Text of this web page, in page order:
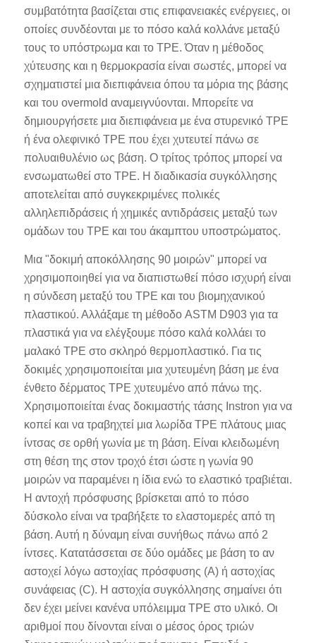
συμβατότητα βασίζεται στις επιφανειακές ενέργειες, οι
οποίες συνδέονται με το πόσο καλά κολλάνε μεταξύ
τους το υπόστρωμα και το TPE. Όταν η μέθοδος
χύτευσης και η θερμοκρασία είναι σωστές, μπορεί να
σχηματιστεί μια διεπιφάνεια όπου τα μόρια της βάσης
και του overmold αναμειγνύονται. Μπορείτε να
δημιουργήσετε μια διεπιφάνεια με ένα στυρενικό TPE
ή ένα ολεφινικό TPE που έχει χυτευτεί πάνω σε
πολυαιθυλένιο ως βάση. Ο τρίτος τρόπος μπορεί να
ενσωματωθεί στο TPE. Η διαδικασία συγκόλλησης
αποτελείται από συγκεκριμένες πολικές
αλληλεπιδράσεις ή χημικές αντιδράσεις μεταξύ των
ομάδων του TPE και του άκαμπτου υποστρώματος.
Μια "δοκιμή αποκόλλησης 90 μοιρών" μπορεί να
χρησιμοποιηθεί για να διαπιστωθεί πόσο ισχυρή είναι
η σύνδεση μεταξύ του TPE και του βιομηχανικού
πλαστικού. Αλλάξαμε τη μέθοδο ASTM D903 για τα
πλαστικά για να ελέγξουμε πόσο καλά κολλάει το
μαλακό TPE στο σκληρό θερμοπλαστικό. Για τις
δοκιμές χρησιμοποιείται μια χυτευμένη βάση με ένα
ένθετο δέρματος TPE χυτευμένο από πάνω της.
Χρησιμοποιείται ένας δοκιμαστής τάσης Instron για να
κοπεί και να τραβηχτεί μια λωρίδα TPE πλάτους μιας
ίντσας σε ορθή γωνία με τη βάση. Είναι κλειδωμένη
στη θέση της στον τροχό έτσι ώστε η γωνία 90
μοιρών να παραμένει η ίδια ενώ το ελαστικό τραβιέται.
Η αντοχή πρόσφυσης βρίσκεται από το πόσο
δύσκολο είναι να τραβήξετε το ελαστομερές από τη
βάση. Αυτή η δύναμη είναι συνήθως πάνω από 2
ίντσες. Κατατάσσεται σε δύο ομάδες με βάση το αν
αστοχεί λόγω αστοχίας πρόσφυσης (Α) ή αστοχίας
συνάφειας (C). Η αστοχία συγκόλλησης σημαίνει ότι
δεν έχει μείνει κανένα υπόλειμμα TPE στο υλικό. Οι
αριθμοί που δίνονται είναι ο μέσος όρος τριών